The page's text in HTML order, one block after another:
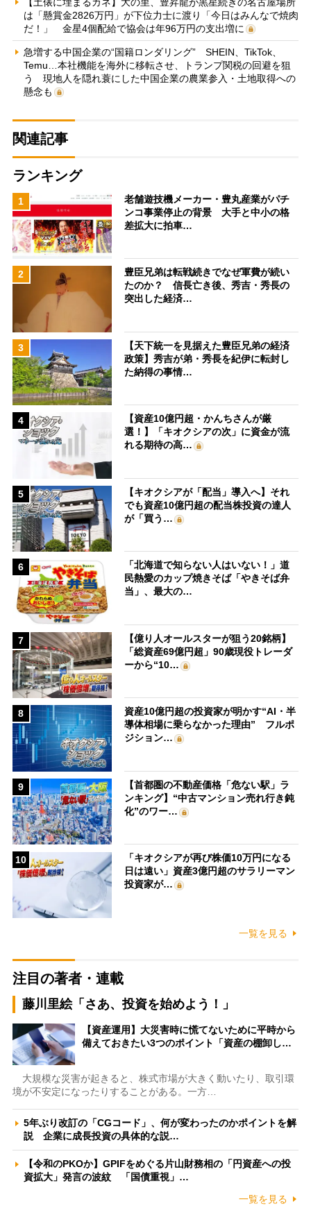
は「懸賞金2826万円」が下位力士に渡り「今日はみんなで焼肉
だ！」 金星4個配給で協会は年96万円の支出増に
急増する中国企業の“国籍ロンダリング” SHEIN、TikTok、
Temu…本社機能を海外に移転させ、トランプ関税の回避を狙
う 現地人を隠れ蓑にした中国企業の農業参入・土地取得への
懸念も
関連記事
ランキング
1
老舗遊技機メーカー・豊丸産業がパチ
ンコ事業停止の背景 大手と中小の格
差拡大に拍車…
2
豊臣兄弟は転戦続きでなぜ軍費が続い
たのか？ 信長亡き後、秀吉・秀長の
突出した経済…
3
【天下統一を見据えた豊臣兄弟の経済
政策】秀吉が弟・秀長を紀伊に転封し
た納得の事情…
4
【資産10億円超・かんちさんが厳
選！】「キオクシアの次」に資金が流
れる期待の高…
5
【キオクシアが「配当」導入へ】それ
でも資産10億円超の配当株投資の達人
が「買う…
6
「北海道で知らない人はいない！」道
民熱愛のカップ焼きそば「やきそば弁
当」、最大の…
7
【億り人オールスターが狙う20銘柄】
「総資産69億円超」90歳現役トレーダ
ーから“10…
8
資産10億円超の投資家が明かす“AI・半
導体相場に乗らなかった理由” フルポ
ジション…
9
【首都圏の不動産価格「危ない駅」ラ
ンキング】“中古マンション売れ行き鈍
化”のワー…
10
「キオクシアが再び株価10万円になる
日は遠い」資産3億円超のサラリーマン
投資家が…
一覧を見る
注目の著者・連載
藤川里絵「さあ、投資を始めよう！」
【資産運用】大災害時に慌てないために平時から
備えておきたい3つのポイント「資産の棚卸し…
大規模な災害が起きると、株式市場が大きく動いたり、取引環
境が不安定になったりすることがある。一方…
5年ぶり改訂の「CGコード」、何が変わったのかポイントを解
説 企業に成長投資の具体的な説…
【令和のPKOか】GPIFをめぐる片山財務相の「円資産への投
資拡大」発言の波紋 「国債重視」…
一覧を見る